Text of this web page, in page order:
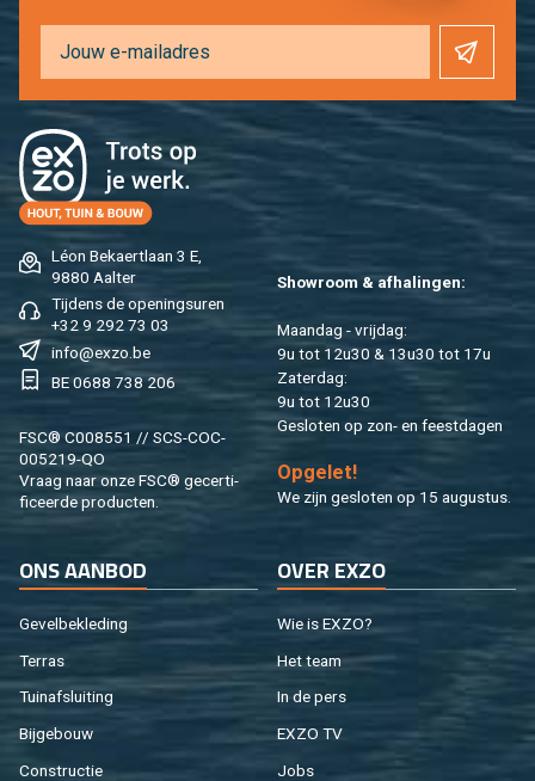
Léon Be­kaert­laan 3 E,
9880 Aal­ter
Tij­dens de ope­nings­uren
+32 9 292 73 03
info@​exzo.​be
BE 0688 738 206
FSC® C008551 // SCS-COC-
005219-QO
Vraag naar onze FSC® ge­cer­ti­
fi­ceer­de pro­duc­ten.
Show­room & af­ha­lin­gen:
Maan­dag - vrij­dag:
9u tot 12u30 & 13u30 tot 17u
Za­ter­dag:
9u tot 12u30
Ge­slo­ten op zon- en feest­da­gen
Op­ge­let!
We zijn ge­slo­ten op 15 au­gus­tus.
ONS AAN­BOD
Ge­vel­be­kle­ding
Ter­ras
Tuin­af­slui­ting
Bij­ge­bouw
Con­struc­tie
OVER EXZO
Wie is EXZO?
Het team
In de pers
EXZO TV
Jobs